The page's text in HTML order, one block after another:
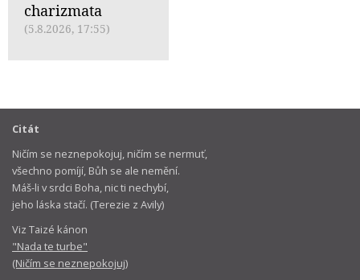
charizmata
(5.8.2026, 17:55)
Citát
Ničím se neznepokojuj, ničím se nermuť,
všechno pomíjí, Bůh se ale nemění.
Máš-li v srdci Boha, nic ti nechybí,
jeho láska stačí. (Terezie z Avily)
Viz Taizé kánon
"Nada te turbe"
(Ničím se neznepokojuj)